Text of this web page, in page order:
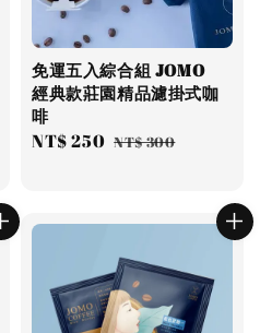
Regular
免運五入綜合組 JOMO
經典款莊園精品濾掛式咖
啡
Sale
NT$ 250 Regular
NT$ 300